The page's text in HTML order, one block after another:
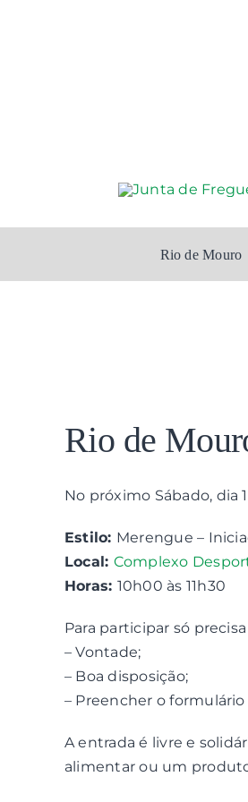
Rio de Mouro
Larger
Image
Rio de
No próximo Sábado, dia
Estilo: Merengue –
Local: Complexo
Horas: 10h00 às 11h30
Para participar só
– Vontade;
– Boa disposição;
– Preencher o
A entrada é livre e
alimentar ou um